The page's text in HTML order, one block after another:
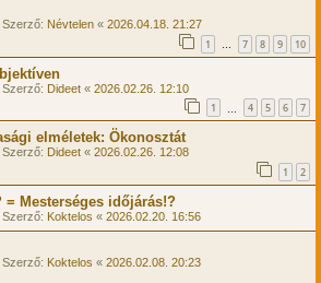
Névtelen « 2026.04.18. 21:27
1 … 7 8 9 10
Dideet « 2026.02.26. 12:10
1 4 5 6 7
elméletek: Ökonosztát
Dideet « 2026.02.26. 12:08
1 2
= Mesterséges időjárás!?
Koktelos « 2026.02.20. 16:56
Koktelos « 2026.02.08. 20:23